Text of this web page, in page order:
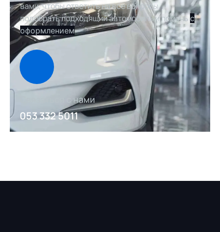
вами, чтобы ответить на все вопросы,
подобрать подходящий автомобиль и помочьс
оформлением
Связаться с нами
053 332 5011